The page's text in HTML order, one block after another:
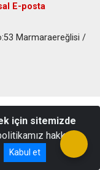
E-posta
Marmaraereğlisi /
için sitemizde
hakkında
Kabul et